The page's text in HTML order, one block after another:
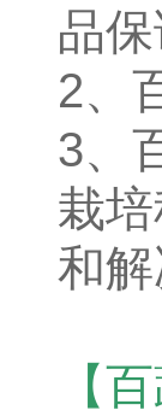
品
2、
3、
栽
和
【